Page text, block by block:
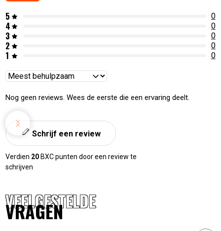
5 0
4 0
3 0
2 0
1 0
Reviews
Nog geen reviews. Wees de eerste die een ervaring deelt.
Schrijf een review
Verdien 20 BXC punten door een review te
schrijven
VEELGESTELDE
VRAGEN